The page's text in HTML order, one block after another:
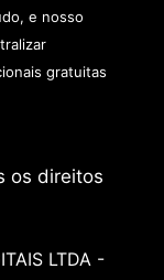
e nosso
gratuitas
os direitos
LTDA -